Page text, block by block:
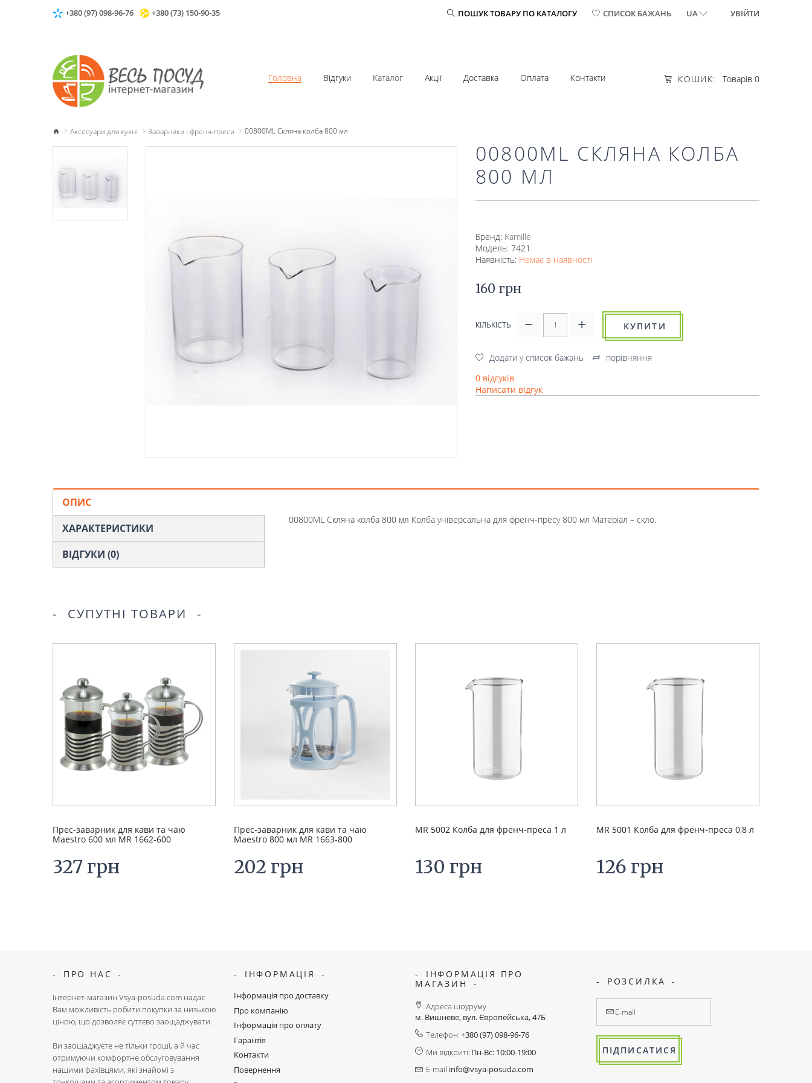
+380 (97) 098-96-76 +380 (73) 150-90-35 ПОШУК ТОВАРУ ПО КАТАЛОГУ СПИСОК БАЖАНЬ UA УВІЙТИ
КОШИК: Товарів 0
Головна Відгуки Каталог Акції Доставка Оплата Контакти
Аксесуари для кухні Заварники і френч-преси 00800ML Скляна колба 800 мл
00800ML СКЛЯНА КОЛБА
800 МЛ
Бренд: Kamille
Модель: 7421
Наявність: Немає в наявності
160 грн
КІЛЬКІСТЬ КУПИТИ
Додати у список бажань
порівняння
0 відгуків
Написати відгук
ОПИС
ХАРАКТЕРИСТИКИ
ВІДГУКИ (0)
00800ML Скляна колба 800 мл Колба універсальна для френч-пресу 800 мл Матеріал – скло.
СУПУТНІ ТОВАРИ
Прес-заварник для кави та чаю
Maestro 600 мл MR 1662-600
327 грн
Прес-заварник для кави та чаю
Maestro 800 мл MR 1663-800
202 грн
MR 5002 Колба для френч-преса 1 л
130 грн
MR 5001 Колба для френч-преса 0,8 л
126 грн
ПРО НАС
Інтернет-магазин Vsya-posuda.com надає
Вам можливість робити покупки за низькою
ціною, що дозволяє суттєво заощаджувати.
Ви заощаджуєте не тільки гроші, а й час
отримуючи комфортне обслуговування
нашими фахівцями, які знайомі з
ІНФОРМАЦІЯ
Інформація про доставку
Про компанію
Інформація про оплату
Гарантія
Контакти
Повернення
ІНФОРМАЦІЯ ПРО
МАГАЗИН
Адреса шоуруму
м. Вишневе, вул. Європейська, 47Б
Телефон:+380 (97) 098-96-76
Ми відкриті: Пн-Вс: 10:00-19:00
E-mail info@vsya-posuda.com
РОЗСИЛКА
ПІДПИСАТИСЯ